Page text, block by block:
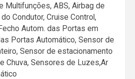
Multifunções, ABS, Airbag de
Condutor, Cruise Control,
Autom. das Portas em
Portas Automático, Sensor de
Sensor de estacionamento
Chuva, Sensores de Luzes,Ar